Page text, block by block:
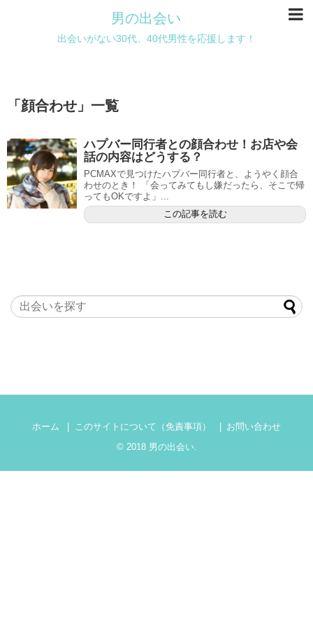
男の出会い
出会いがない30代、40代男性を応援します！
「 顔合わせ 」 一覧
ハプバー同行者との顔合わせ！お店や会
話の内容はどうする？
PCMAXで見つけたハプバー同行者と、ようやく顔合
わせのとき！ 「会ってみてもし嫌だったら、そこで帰
ってもOKですよ」...
この記事を読む
ホーム このサイトについて（免責事項）
お問い合わせ
© 2018 男の出会い.